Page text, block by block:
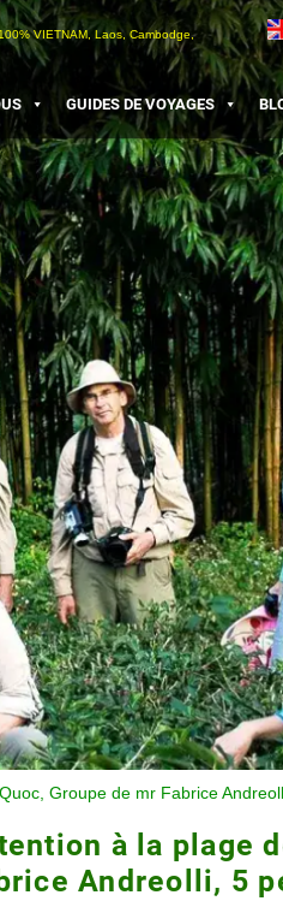
VIETNAM, Laos, Cambodge,
GUIDES DE VOYAGES
Groupe de mr Fabrice
à la plage
Andreolli, 5